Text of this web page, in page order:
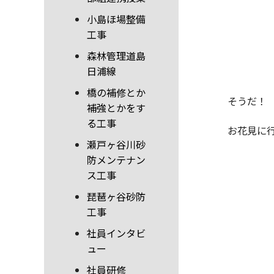
小島ほ場整備
工事
森林管理道島
日浦線
橋の補修とか
補強とかをす
る工事
瀬戸ヶ谷川砂
防メンテナン
ス工事
琵琶ヶ谷砂防
工事
社員インタビ
ュー
社員研修
そうだ！
お花見に